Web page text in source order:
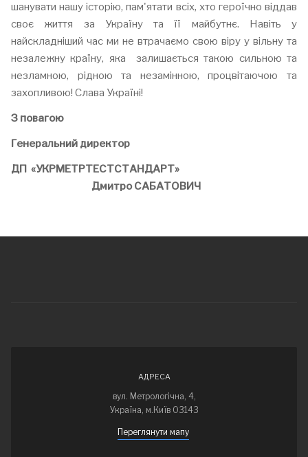
шанувати нашу історію, пам'ятати всіх, хто героїчно віддав
своє життя за Україну та її майбутнє. Навіть у
найскладніший час ми не втрачаємо свою віру у вільну та
незалежну країну, яка залишається такою сильною та
незламною, рідною та незамінною, процвітаючою та
захопливою! Слава Україні!
З повагою
Генеральний директор
ДП «УКРМЕТРТЕСТСТАНДАРТ»
Дмитро САБАТОВИЧ
АДРЕСА
вул. Метрологічна, 4,
Україна, м.Київ 03143
Переглянути мапу